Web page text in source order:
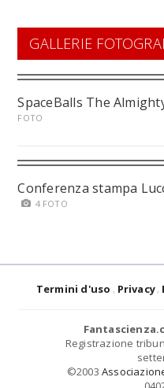
GALLERIE
SpaceBalls The
FOTO
Conferenza stampa
4 FOTO
Termini d'uso Privacy
Registrazione
©2003